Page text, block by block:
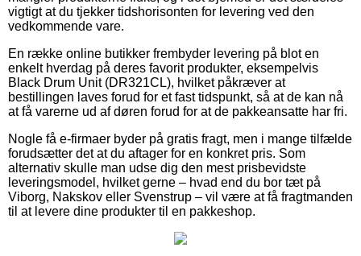
vigtigt at du tjekker tidshorisonten for levering ved den
vedkommende vare.
En række online butikker frembyder levering på blot en
enkelt hverdag på deres favorit produkter, eksempelvis
Black Drum Unit (DR321CL), hvilket påkræver at
bestillingen laves forud for et fast tidspunkt, så at de kan nå
at få varerne ud af døren forud for at de pakkeansatte har fri.
Nogle få e-firmaer byder på gratis fragt, men i mange tilfælde
forudsætter det at du aftager for en konkret pris. Som
alternativ skulle man udse dig den mest prisbevidste
leveringsmodel, hvilket gerne – hvad end du bor tæt på
Viborg, Nakskov eller Svenstrup – vil være at få fragtmanden
til at levere dine produkter til en pakkeshop.